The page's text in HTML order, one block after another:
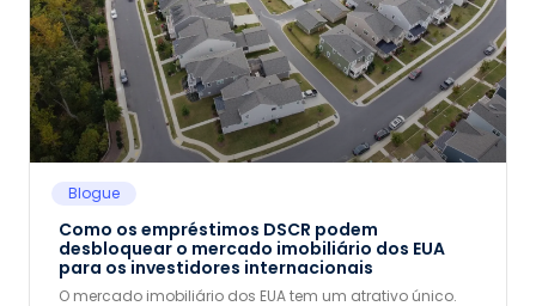
Blogue
Como os empréstimos DSCR podem
desbloquear o mercado imobiliário dos EUA
para os investidores internacionais
O mercado imobiliário dos EUA tem um atrativo único.